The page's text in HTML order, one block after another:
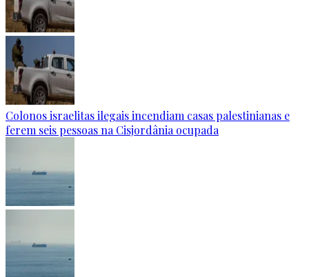
Colonos israelitas ilegais incendiam casas palestinianas e
ferem seis pessoas na Cisjordânia ocupada